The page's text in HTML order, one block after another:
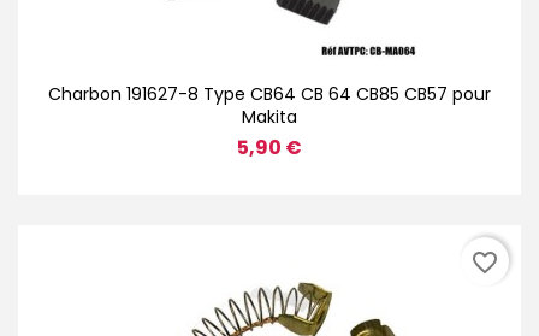
Charbon 191627-8 Type CB64 CB 64 CB85 CB57 pour
Makita
5,90 €
favorite_border